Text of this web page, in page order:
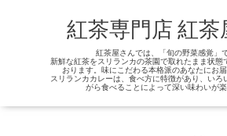
紅茶専門店 紅茶
紅茶屋さんでは、「旬の野菜感覚」
新鮮な紅茶をスリランカの茶園で取れたまま状態
おります。味にこだわる本格派のあなたにお届
スリランカカレーは、食べ方に特徴があり、いろ
がら食べることによって深い味わいが楽